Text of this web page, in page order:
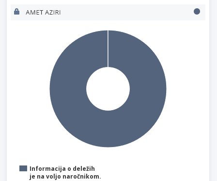
Informacija o deležih
je na voljo naročnikom.